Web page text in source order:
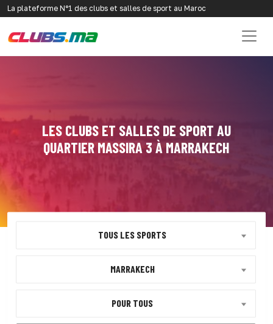
La plateforme N°1 des clubs et salles de sport au Maroc
LES CLUBS ET SALLES DE SPORT AU
QUARTIER MASSIRA 3 À MARRAKECH
TOUS LES SPORTS
MARRAKECH
POUR TOUS